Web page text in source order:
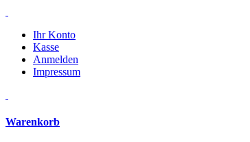
Ihr Konto
Kasse
Anmelden
Impressum
Warenkorb